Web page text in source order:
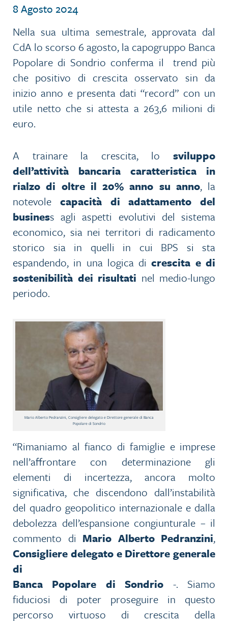
8 Agosto 2024
Nella sua ultima semestrale, approvata dal
CdA lo scorso 6 agosto, la capogruppo Banca
Popolare di Sondrio conferma il trend più
che positivo di crescita osservato sin da
inizio anno e presenta dati “record” con un
utile netto che si attesta a 263,6 milioni di
euro.
A trainare la crescita, lo sviluppo
dell’attività bancaria caratteristica in
rialzo di oltre il 20% anno su anno, la
notevole capacità di adattamento del
business agli aspetti evolutivi del sistema
economico, sia nei territori di radicamento
storico sia in quelli in cui BPS si sta
espandendo, in una logica di crescita e di
sostenibilità dei risultati nel medio-lungo
periodo.
Mario Alberto Pedranzini, Consigliere delegato e Direttore generale di Banca
Popolare di Sondrio
“Rimaniamo al fianco di famiglie e imprese
nell’affrontare con determinazione gli
elementi di incertezza, ancora molto
significativa, che discendono dall’instabilità
del quadro geopolitico internazionale e dalla
debolezza dell’espansione congiunturale – il
commento di Mario Alberto Pedranzini,
Consigliere delegato e Direttore generale
di
Banca Popolare di Sondrio -. Siamo
fiduciosi di poter proseguire in questo
percorso virtuoso di crescita della